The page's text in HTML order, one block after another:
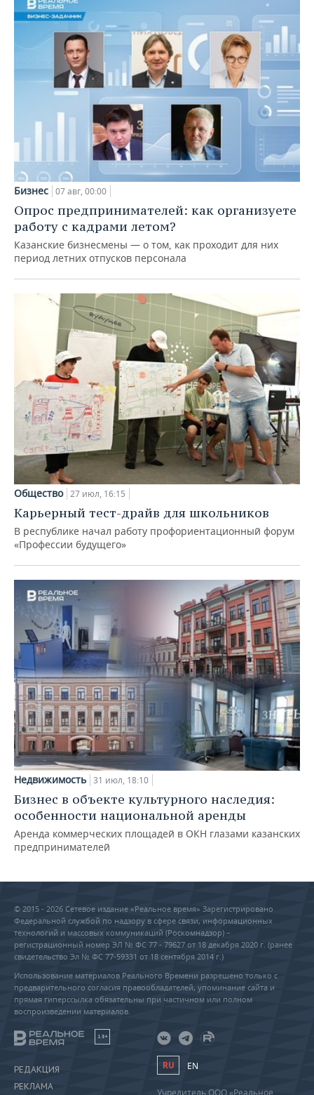
Бизнес 07 авг, 00:00
Опрос предпринимателей: как организуете
работу с кадрами летом?
Казанские бизнесмены — о том, как проходит для них
период летних отпусков персонала
Общество 27 июл, 16:15
Карьерный тест-драйв для школьников
В республике начал работу профориентационный форум
«Профессии будущего»
Недвижимость 31 июл, 18:10
Бизнес в объекте культурного наследия:
особенности национальной аренды
Аренда коммерческих площадей в ОКН глазами казанских
предпринимателей
© 2015 - 2026 Сетевое издание «Реальное время» Зарегистрировано
Федеральной службой по надзору в сфере связи, информационных
технологий и массовых коммуникаций (Роскомнадзор) –
регистрационный номер ЭЛ № ФС 77 - 79627 от 18 декабря 2020 г. (ранее
свидетельство Эл № ФС 77-59331 от 18 сентября 2014 г.)
Использование материалов Реального Времени разрешено только с
предварительного согласия правообладателей, упоминание сайта и
прямая гиперссылка обязательны при частичном или полном
воспроизведении материалов.
18+
РЕДАКЦИЯ
РЕКЛАМА
RU EN
Учредитель ООО «Реальное